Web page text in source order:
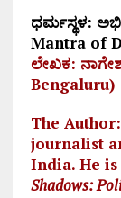
ಧರ್ಮಸ್ಥಳ:
Mantra of
ಲೇಖಕ:
Bengaluru)
The
journalist
India. He
Shadows: